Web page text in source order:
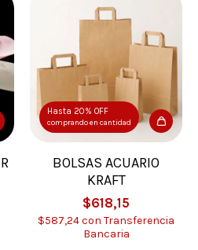
Hasta 20% OFF
comprando en cantidad
BOLSAS ACUARIO
KRAFT
$618,15
$587,24con Transferencia
Bancaria